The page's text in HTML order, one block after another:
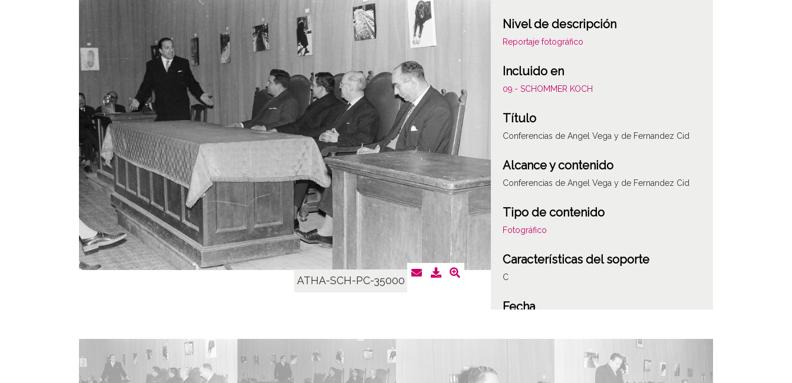
ATHA-SCH-PC-35000
Nivel de descripción
Reportaje fotográfico
Incluido en
09.- SCHOMMER KOCH
Título
Conferencias de Angel Vega y de Fernandez Cid
Alcance y contenido
Conferencias de Angel Vega y de Fernandez Cid
Tipo de contenido
Fotográfico
Características del soporte
C
Fecha
1961, febrero, 21